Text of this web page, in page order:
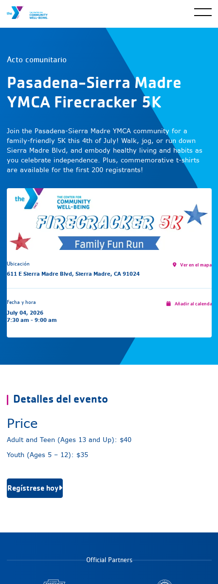
Acto comunitario
Pasadena-Sierra Madre
YMCA Firecracker 5K
Join the Pasadena-Sierra Madre YMCA community for a
family-friendly 5K this 4th of July! Walk, jog, or run down
Sierra Madre Blvd, and embody healthy living and habits as
you celebrate independence. Plus, commemorative t-shirts
are available for the first 200 registrants!
Ubicación
611 E Sierra Madre Blvd, Sierra Madre, CA 91024
Ver en el mapa
Fecha y hora
July 04, 2026
7:30 am - 9:00 am
Añadir al calendario
Detalles del evento
Price
Adult and Teen (Ages 13 and Up): $40
Youth (Ages 5 – 12): $35
Regístrese hoy
Official Partners